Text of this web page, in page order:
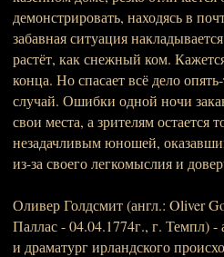
демонстрировать, находясь в
забавная ситуация
растёт, как снежный ком.
конца. Но спасает всё дело
случай. Ошибки одной ночи
свои места, а зрителям остается
незадачливым юношей,
из-за своего легкомыслия и
Оливер Голдсмит (англ.: Oliver
Паллас - 04.04.1774г., г. Темпл) -
и драматург ирландского